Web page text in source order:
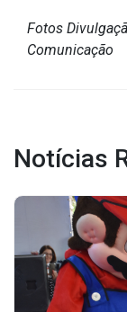
Portal da
Radar da
Cespro
Fotos
Comunicação
Notícias